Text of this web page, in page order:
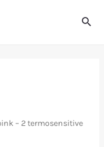
– 2 termosensitive